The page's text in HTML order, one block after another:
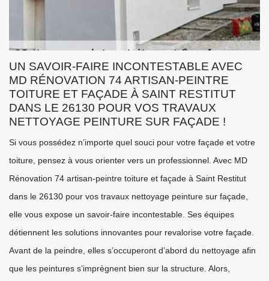
UN SAVOIR-FAIRE INCONTESTABLE AVEC
MD RÉNOVATION 74 ARTISAN-PEINTRE
TOITURE ET FAÇADE À SAINT RESTITUT
DANS LE 26130 POUR VOS TRAVAUX
NETTOYAGE PEINTURE SUR FAÇADE !
Si vous possédez n’importe quel souci pour votre façade et votre
toiture, pensez à vous orienter vers un professionnel. Avec MD
Rénovation 74 artisan-peintre toiture et façade à Saint Restitut
dans le 26130 pour vos travaux nettoyage peinture sur façade,
elle vous expose un savoir-faire incontestable. Ses équipes
détiennent les solutions innovantes pour revalorise votre façade.
Avant de la peindre, elles s’occuperont d’abord du nettoyage afin
que les peintures s’imprègnent bien sur la structure. Alors,